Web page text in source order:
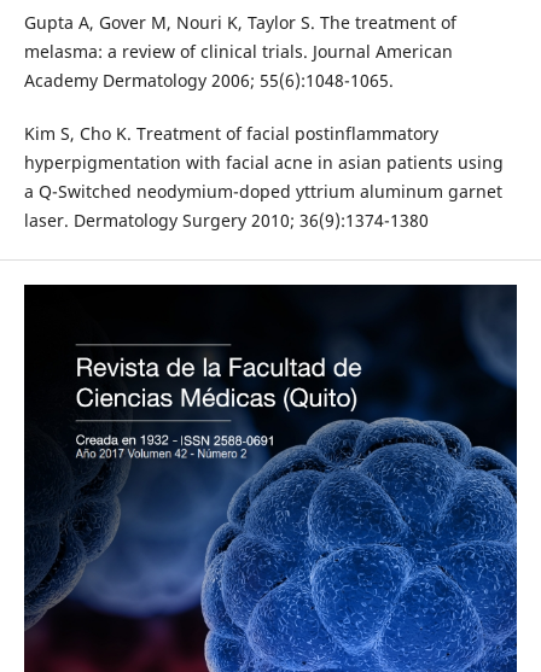
Gupta A, Gover M, Nouri K, Taylor S. The treatment of
melasma: a review of clinical trials. Journal American
Academy Dermatology 2006; 55(6):1048-1065.
Kim S, Cho K. Treatment of facial postinflammatory
hyperpigmentation with facial acne in asian patients using
a Q-Switched neodymium-doped yttrium aluminum garnet
laser. Dermatology Surgery 2010; 36(9):1374-1380